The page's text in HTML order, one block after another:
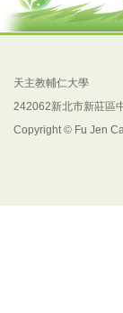
天主教輔仁大學
242062新北市新莊區
Copyright © Fu Jen